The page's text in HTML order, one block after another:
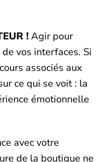
!Agir pour
vos interfaces. Si
associés aux
ce qui se voit : la
émotionnelle
avec votre
de la boutique ne